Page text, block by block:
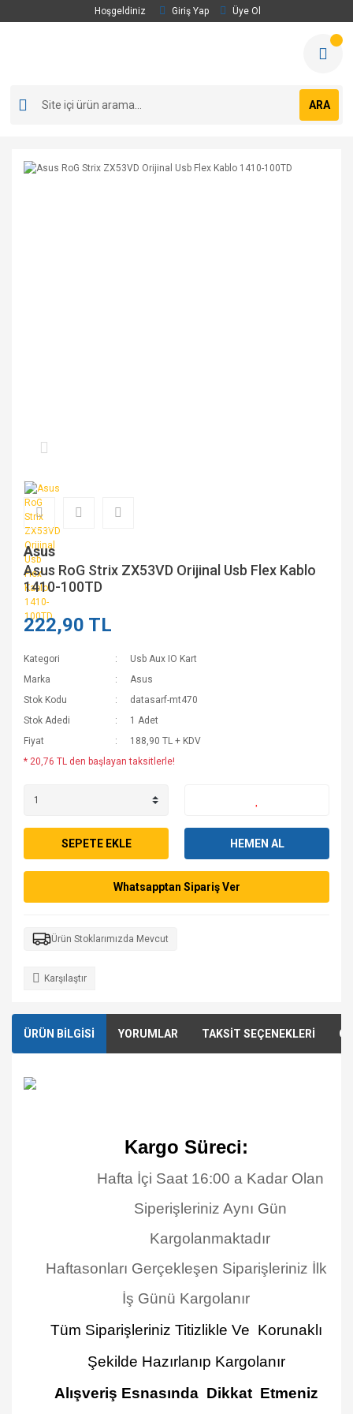
Hoşgeldiniz Giriş Yap Üye Ol
ARA
Asus
Asus RoG Strix ZX53VD Orijinal Usb Flex Kablo
1410-100TD
222,90 TL
Kategori
Usb Aux IO Kart
Marka
Asus
Stok Kodu
datasarf-mt470
Stok Adedi
1 Adet
Fiyat
188,90 TL + KDV
* 20,76 TL den başlayan taksitlerle!
SEPETE EKLE HEMEN AL
Whatsapptan Sipariş Ver
Ürün Stoklarımızda Mevcut
Karşılaştır
ÜRÜN BİLGİSİ YORUMLAR TAKSİT SEÇENEKLERİ
Kargo Süreci:
Hafta İçi Saat 16:00 a Kadar Olan
Siperişleriniz Aynı Gün
Kargolanmaktadır
Haftasonları Gerçekleşen Siparişleriniz İlk
İş Günü Kargolanır
Tüm Siparişleriniz Titizlikle Ve Korunaklı
Şekilde Hazırlanıp Kargolanır
Alışveriş Esnasında Dikkat Etmeniz